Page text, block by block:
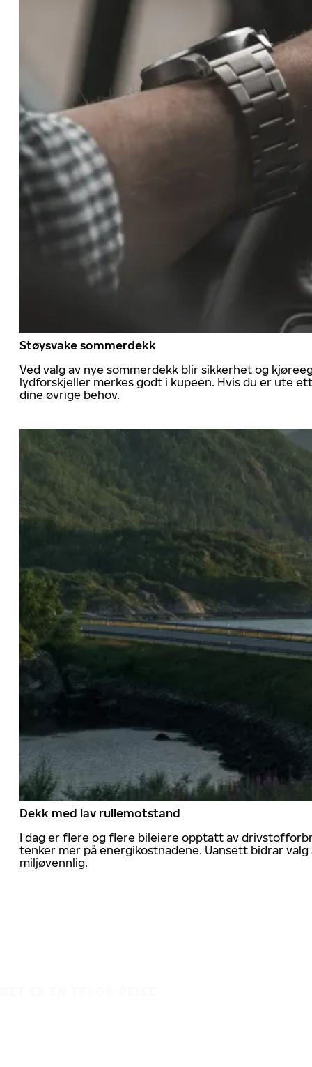
Støysvake sommerdekk
Ved valg av nye sommerdekk blir sikkerhet og
lydforskjeller merkes godt i kupeen. Hvis du er ute
dine øvrige behov.
Dekk med lav rullemotstand
I dag er flere og flere bileiere opptatt av
tenker mer på energikostnadene. Uansett bidrar
miljøvennlig.